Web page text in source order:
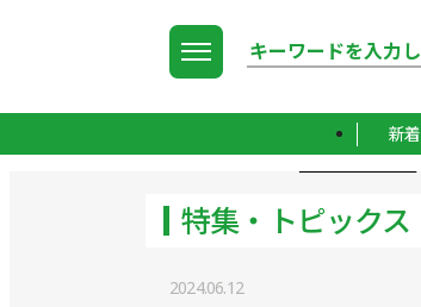
新着
特集・トピックス
2024.06.12